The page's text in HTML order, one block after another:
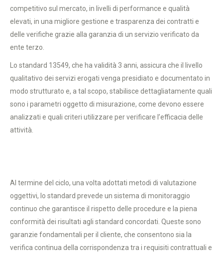
competitivo sul mercato, in livelli di performance e qualità
elevati, in una migliore gestione e trasparenza dei contratti e
delle verifiche grazie alla garanzia di un servizio verificato da
ente terzo.
Lo standard 13549, che ha validità 3 anni, assicura che il livello
qualitativo dei servizi erogati venga presidiato e documentato in
modo strutturato e, a tal scopo, stabilisce dettagliatamente quali
sono i parametri oggetto di misurazione, come devono essere
analizzati e quali criteri utilizzare per verificare l’efficacia delle
attività.
Al termine del ciclo, una volta adottati metodi di valutazione
oggettivi, lo standard prevede un sistema di monitoraggio
continuo che garantisce il rispetto delle procedure e la piena
conformità dei risultati agli standard concordati. Queste sono
garanzie fondamentali per il cliente, che consentono sia la
verifica continua della corrispondenza tra i requisiti contrattuali e